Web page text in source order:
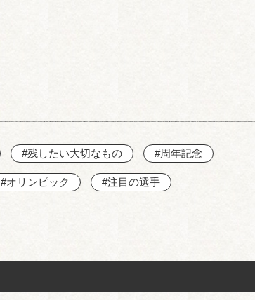
#残したい大切なもの #周年記念
#オリンピック #注目の選手